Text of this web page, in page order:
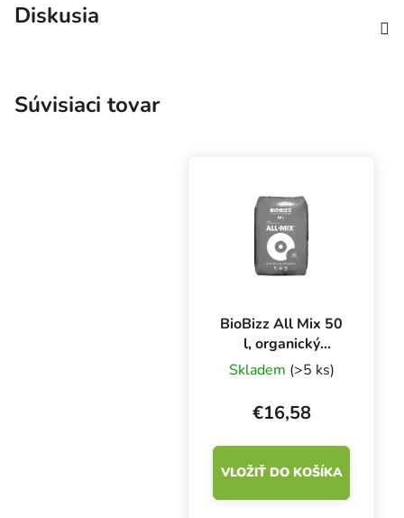
Diskusia
Súvisiaci tovar
BioBizz All Mix 50
l, organický
substrát
Skladem (>5 ks)
€16,58
VLOŽIŤ DO KOŠÍKA